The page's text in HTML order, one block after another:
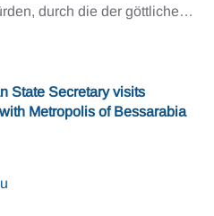
durch die der göttliche…
State Secretary visits
Metropolis of Bessarabia